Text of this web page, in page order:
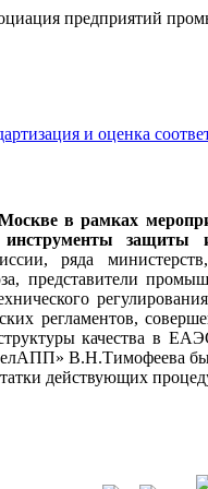
предприятий
и оценка
в рамках
защиты
ряда
представители
регламентов,
качества в
В.Н.Тимофеева
действующих